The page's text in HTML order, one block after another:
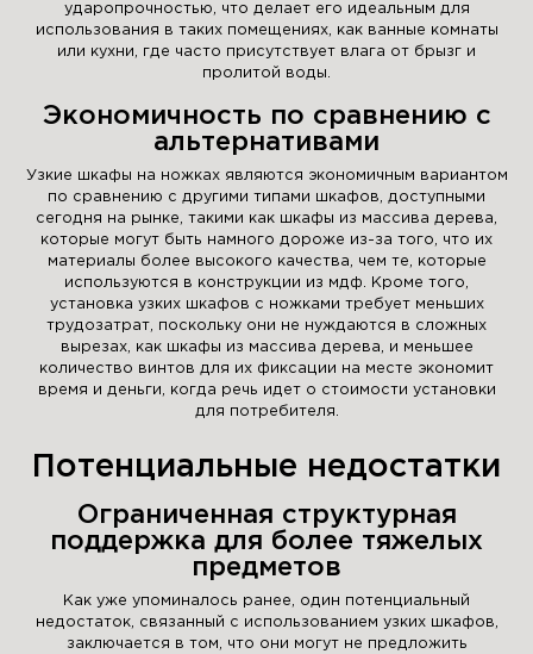
ударопрочностью, что делает его идеальным для
использования в таких помещениях, как ванные комнаты
или кухни, где часто присутствует влага от брызг и
пролитой воды.
Экономичность по сравнению с
альтернативами
Узкие шкафы на ножках являются экономичным вариантом
по сравнению с другими типами шкафов, доступными
сегодня на рынке, такими как шкафы из массива дерева,
которые могут быть намного дороже из-за того, что их
материалы более высокого качества, чем те, которые
используются в конструкции из мдф. Кроме того,
установка узких шкафов с ножками требует меньших
трудозатрат, поскольку они не нуждаются в сложных
вырезах, как шкафы из массива дерева, и меньшее
количество винтов для их фиксации на месте экономит
время и деньги, когда речь идет о стоимости установки
для потребителя.
Потенциальные недостатки
Ограниченная структурная
поддержка для более тяжелых
предметов
Как уже упоминалось ранее, один потенциальный
недостаток, связанный с использованием узких шкафов,
заключается в том, что они могут не предложить